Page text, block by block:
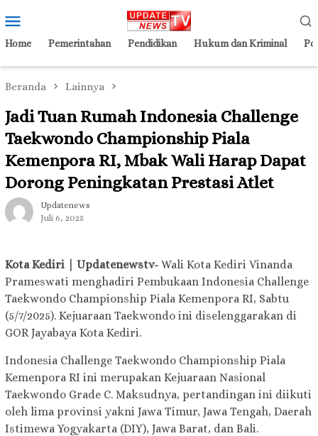
ke
kontenMobile
Home Pemerintahan Pendidikan Hukum dan Kriminal
Beranda Lainnya
Jadi Tuan Rumah Indonesia Challenge
Taekwondo Championship Piala
Kemenpora RI, Mbak Wali Harap Dapat
Dorong Peningkatan Prestasi Atlet
Updatenews
Juli 6, 2025
Kota Kediri | Updatenewstv- Wali Kota Kediri Vinanda
Prameswati menghadiri Pembukaan Indonesia Challenge
Taekwondo Championship Piala Kemenpora RI, Sabtu
(5/7/2025). Kejuaraan Taekwondo ini diselenggarakan di
GOR Jayabaya Kota Kediri.
Indonesia Challenge Taekwondo Championship Piala
Kemenpora RI ini merupakan Kejuaraan Nasional
Taekwondo Grade C. Maksudnya, pertandingan ini diikuti
oleh lima provinsi yakni Jawa Timur, Jawa Tengah, Daerah
Istimewa Yogyakarta (DIY), Jawa Barat, dan Bali.